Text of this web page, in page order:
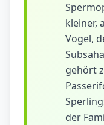
kleiner,
Vogel,
gehört
der